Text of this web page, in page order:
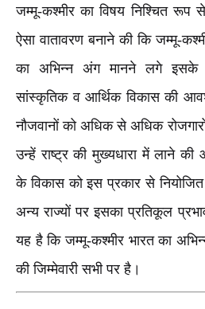
जम्मू-कश्मीर का विषय निश्चित
ऐसा वातावरण बनाने की कि जम्मू-
का अभिन्न अंग मानने लगे इसके
सांस्कृतिक व आर्थिक विकास की
नौजवानों को अधिक से अधिक
उन्हें राष्ट्र की मुख्यधारा में लाने
के विकास को इस प्रकार से
अन्य राज्यों पर इसका प्रतिकूल
यह है कि जम्मू-कश्मीर भारत का
की जिम्मेवारी सभी पर है।